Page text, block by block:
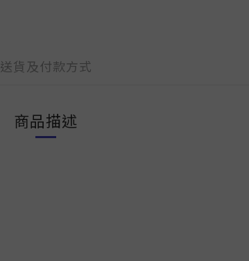
送貨及付款方式
商品描述